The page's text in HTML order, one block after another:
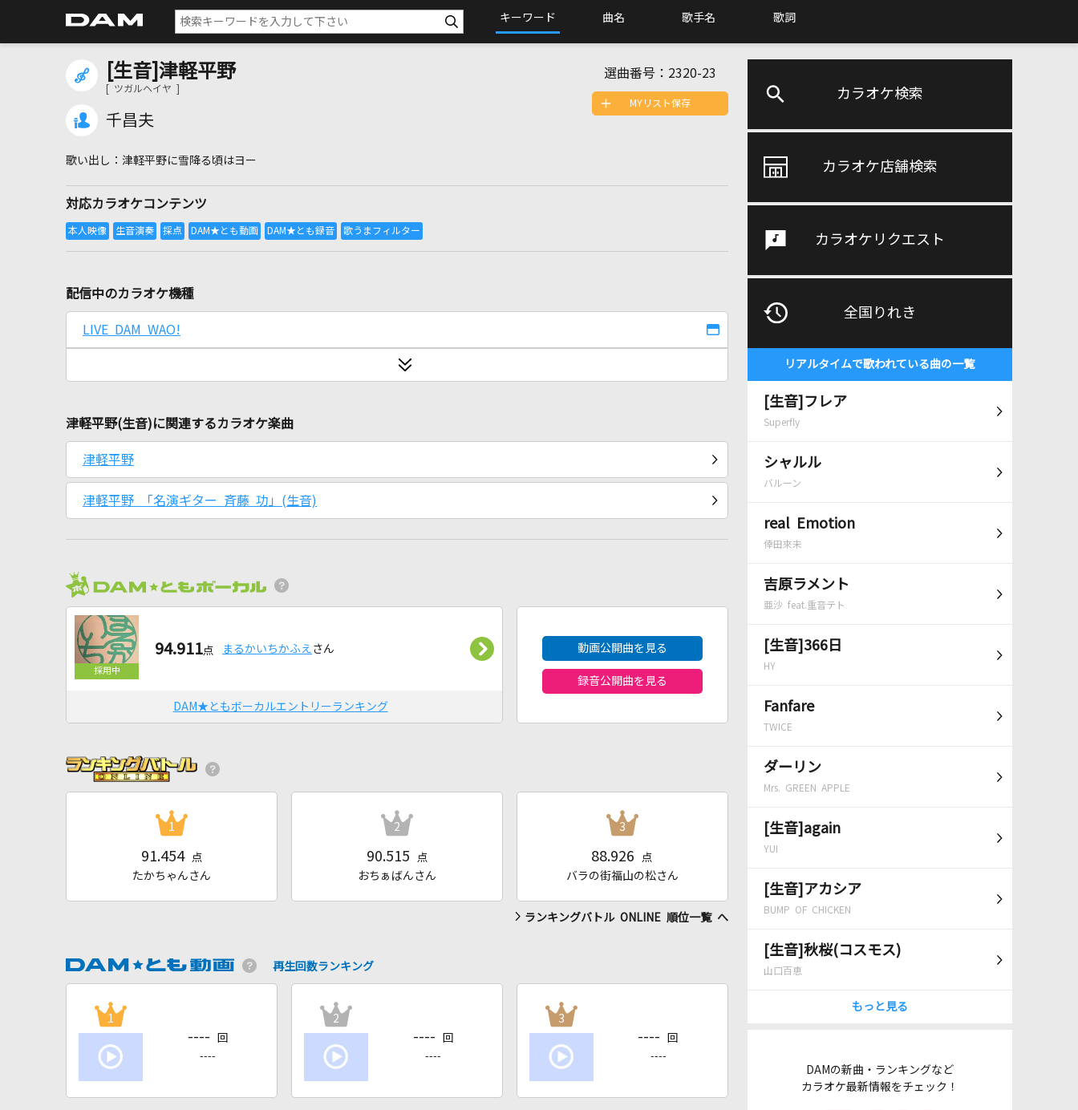
キーワード 曲名 歌手名 歌詞
カラオケ検索
カラオケ店舗検索
カラオケリクエスト
全国りれき
リアルタイムで歌われている曲の一覧
[生音]フレア
Superfly
シャルル
バルーン
real Emotion
倖田來未
吉原ラメント
亜沙 feat.重音テト
[生音]366日
HY
Fanfare
TWICE
ダーリン
Mrs. GREEN APPLE
[生音]again
YUI
[生音]アカシア
BUMP OF CHICKEN
[生音]秋桜(コスモス)
山口百恵
もっと見る
DAMの新曲・ランキングなど
カラオケ最新情報をチェック！
[生音]津軽平野
[ ツガルヘイヤ ]
千昌夫
選曲番号： 2320-23
津軽平野に雪降る頃はヨー
対応カラオケコンテンツ
MYリスト保存
配信中のカラオケ機種
LIVE DAM WAO!
津軽平野(生音)に関連するカラオケ楽曲
津軽平野
津軽平野 「名演ギター 斉藤 功」(生音)
94.911点 まるかいちかふえ さん
DAM★ともボーカルエントリーランキング
動画公開曲を見る
録音公開曲を見る
1
91.454
点
たかちゃんさん
2
90.515
点
おちぁばんさん
3
88.926
点
バラの街福山の松さん
ランキングバトル ONLINE 順位一覧 へ
再生回数ランキング
1
---- 回
----
2
---- 回
----
3
---- 回
----